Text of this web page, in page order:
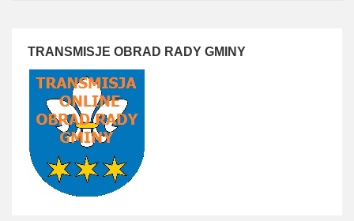
TRANSMISJE OBRAD RADY GMINY